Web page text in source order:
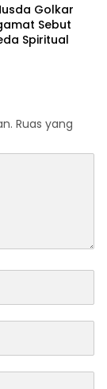
Golkar
Sebut
Spiritual
Ruas yang